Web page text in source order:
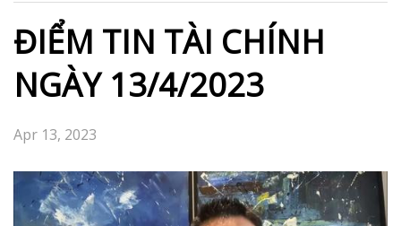
ĐIỂM TIN TÀI CHÍNH
NGÀY 13/4/2023
Apr 13, 2023